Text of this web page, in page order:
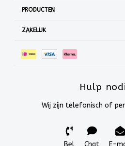
PRODUCTEN
ZAKELIJK
Hulp
Wij zijn telefonisch of
Bel Chat E-